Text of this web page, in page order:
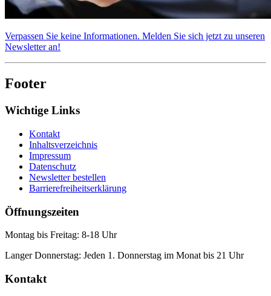
Verpassen Sie keine Informationen. Melden Sie sich jetzt zu unseren
Newsletter an!
Footer
Wichtige Links
Kontakt
Inhaltsverzeichnis
Impressum
Datenschutz
Newsletter bestellen
Barrierefreiheitserklärung
Öffnungszeiten
Montag bis Freitag: 8-18 Uhr
Langer Donnerstag: Jeden 1. Donnerstag im Monat bis 21 Uhr
Kontakt